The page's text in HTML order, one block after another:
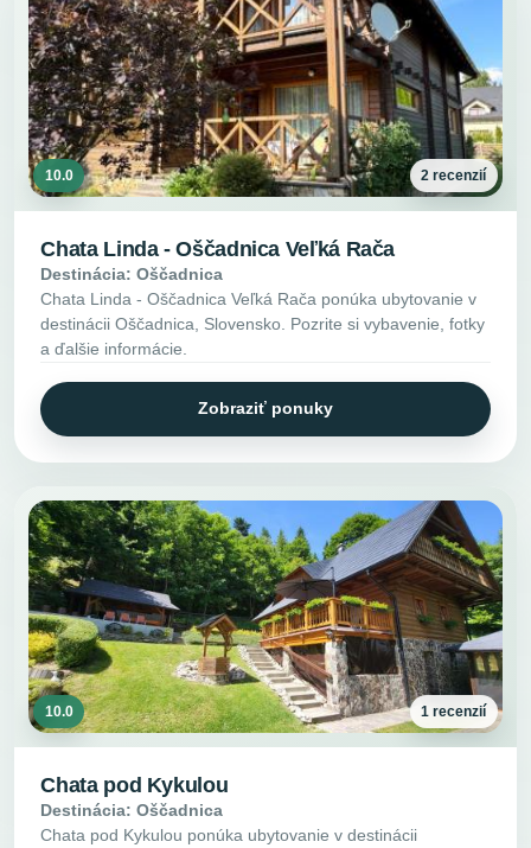
10.0 2 recenzií
Chata Linda - Oščadnica Veľká Rača
Destinácia: Oščadnica
Chata Linda - Oščadnica Veľká Rača ponúka ubytovanie v
destinácii Oščadnica, Slovensko. Pozrite si vybavenie, fotky
a ďalšie informácie.
Zobraziť ponuky
10.0 1 recenzií
Chata pod Kykulou
Destinácia: Oščadnica
Chata pod Kykulou ponúka ubytovanie v destinácii